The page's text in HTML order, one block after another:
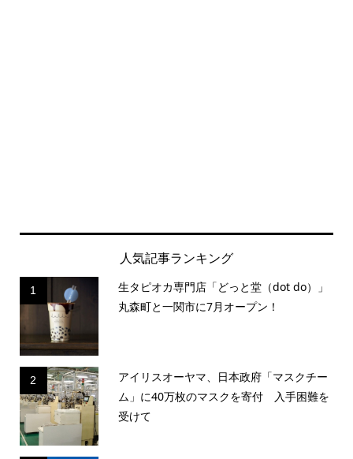
人気記事ランキング
1
生タピオカ専門店「どっと堂（dot do）」
丸森町と一関市に7月オープン！
2
アイリスオーヤマ、日本政府「マスクチー
ム」に40万枚のマスクを寄付 入手困難を
受けて